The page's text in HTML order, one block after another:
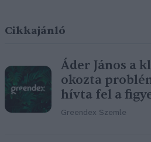
Cikkajánló
Áder János a
okozta
hívta fel a
Greendex Szemle